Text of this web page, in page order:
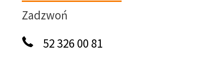
Zadzwoń
52 326 00 81